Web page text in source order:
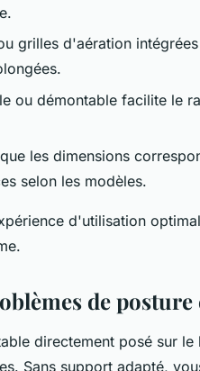
grilles d'aération
ou démontable facilite le
les dimensions
selon les modèles.
d'utilisation
de posture
directement posé sur
Sans support adapté,